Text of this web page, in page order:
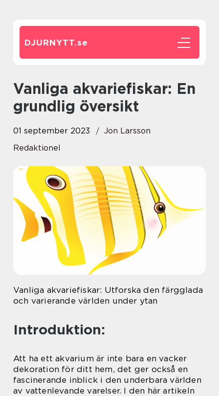
DJURNYTT.se
Vanliga akvariefiskar: En
grundlig översikt
01 september 2023
Jon Larsson
Redaktionel
Vanliga akvariefiskar: Utforska den färgglada
och varierande världen under ytan
Introduktion:
Att ha ett akvarium är inte bara en vacker
dekoration för ditt hem, det ger också en
fascinerande inblick i den underbara världen
av vattenlevande varelser. I den här artikeln